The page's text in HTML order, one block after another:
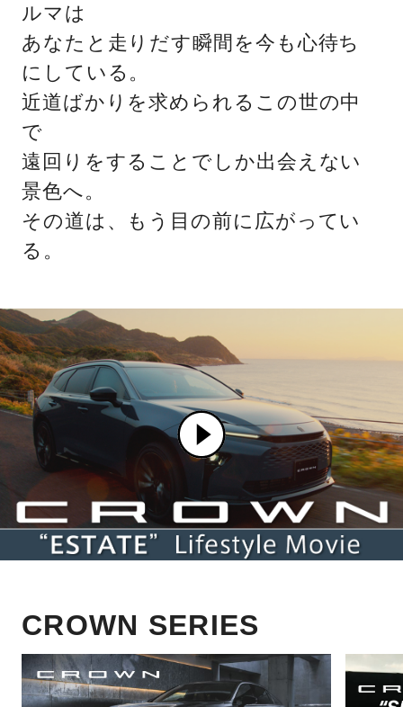
ルマは
あなたと走りだす瞬間を今も心待ち
にしている。
近道ばかりを求められるこの世の中
で
遠回りをすることでしか出会えない
景色へ。
その道は、もう目の前に広がってい
る。
CROWN SERIES